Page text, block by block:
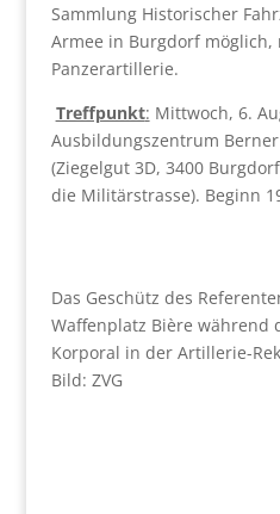
Sammlung Historischer
Armee in Burgdorf möglich,
Panzerartillerie.
Treffpunkt: Mittwoch, 6.
Ausbildungszentrum
(Ziegelgut 3D, 3400
die Militärstrasse). Beginn
Das Geschütz des
Waffenplatz Bière während
Korporal in der Artillerie-
Bild: ZVG